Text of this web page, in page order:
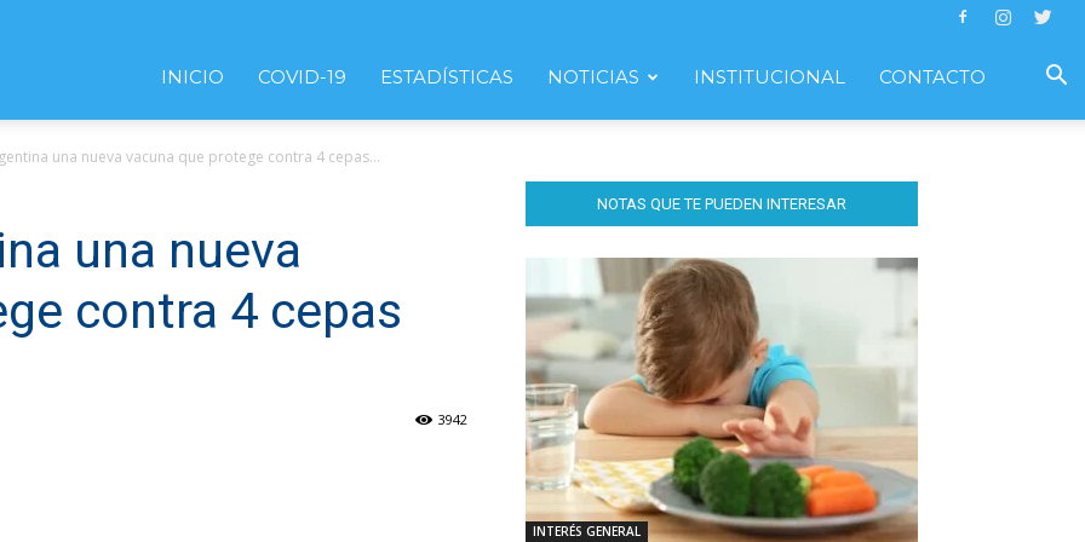
INICIO COVID-19 ESTADÍSTICAS NOTICIAS INSTITUCIONAL CONTACTO
una nueva vacuna que protege contra 4 cepas...
una nueva
contra 4 cepas
3942
NOTAS QUE TE PUEDEN INTERESAR
INTERÉS GENERAL